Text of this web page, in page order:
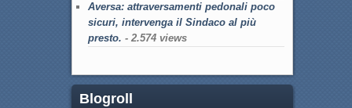
Aversa: attraversamenti pedonali poco
sicuri, intervenga il Sindaco al più
presto. - 2.574 views
Blogroll